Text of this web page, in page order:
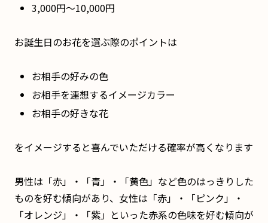
3,000円～10,000円
お誕生日のお花を選ぶ際のポイントは
お相手の好みの色
お相手を連想するイメージカラー
お相手の好きな花
をイメージすると喜んでいただける確率が高くなります
男性は「赤」・「青」・「黄色」など色のはっきりした
ものを好む傾向があり、女性は「赤」・「ピンク」・
「オレンジ」・「紫」といった赤系の色味を好む傾向が